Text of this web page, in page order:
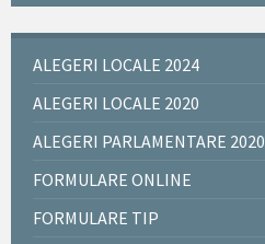
ALEGERI LOCALE 2024
ALEGERI LOCALE 2020
ALEGERI PARLAMENTARE 2020
FORMULARE ONLINE
FORMULARE TIP